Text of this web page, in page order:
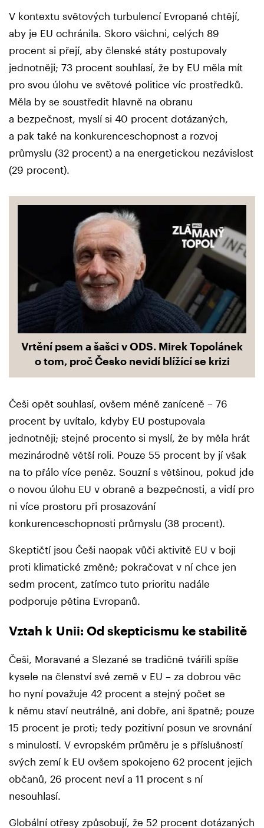
V kontextu světových turbulencí Evropané chtějí,
aby je EU ochránila. Skoro všichni, celých 89
procent si přejí, aby členské státy postupovaly
jednotněji; 73 procent souhlasí, že by EU měla mít
pro svou úlohu ve světové politice víc prostředků.
Měla by se soustředit hlavně na obranu
a bezpečnost, myslí si 40 procent dotázaných,
a pak také na konkurenceschopnost a rozvoj
průmyslu (32 procent) a na energetickou nezávislost
(29 procent).
Vrtění psem a šašci v ODS. Mirek Topolánek
o tom, proč Česko nevidí blížící se krizi
Češi opět souhlasí, ovšem méně zaníceně – 76
procent by uvítalo, kdyby EU postupovala
jednotněji; stejné procento si myslí, že by měla hrát
mezinárodně větší roli. Pouze 55 procent by jí však
na to přálo více peněz. Souzní s většinou, pokud jde
o novou úlohu EU v obraně a bezpečnosti, a vidí pro
ni více prostoru při prosazování
konkurenceschopnosti průmyslu (38 procent).
Skeptičtí jsou Češi naopak vůči aktivitě EU v boji
proti klimatické změně; pokračovat v ní chce jen
sedm procent, zatímco tuto prioritu nadále
podporuje pětina Evropanů.
Vztah k Unii: Od skepticismu ke stabilitě
Češi, Moravané a Slezané se tradičně tvářili spíše
kysele na členství své země v EU – za dobrou věc
ho nyní považuje 42 procent a stejný počet se
k němu staví neutrálně, ani dobře, ani špatně; pouze
15 procent je proti; tedy pozitivní posun ve srovnání
s minulostí. V evropském průměru je s příslušností
svých zemí k EU ovšem spokojeno 62 procent jejich
občanů, 26 procent neví a 11 procent s ní
nesouhlasí.
Globální otřesy způsobují, že 52 procent dotázaných